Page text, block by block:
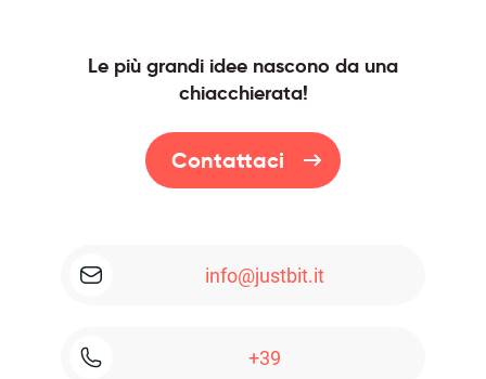
Le più grandi idee nascono da una
chiacchierata!
Contattaci
info@justbit.it
+39